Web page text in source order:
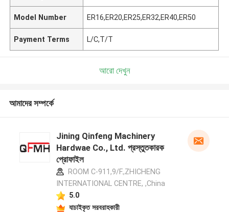
Model Number ER16,ER20,ER25,ER32,ER40,ER50
Payment Terms L/C,T/T
আরো দেখুন
আমাদের সম্পর্কে
Jining Qinfeng Machinery
Hardwae Co., Ltd. প্রস্তুতকারক
প্রোফাইল
ROOM C-911,9/F.,ZHICHENG
INTERNATIONAL CENTRE, ,China
5.0
যাচাইকৃত সরবরাহকারী